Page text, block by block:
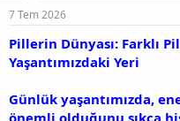
b
a
ş
a
a
ç
a
i
7 Tem 2026
Pillerin Dünyası: Farklı
Yaşantımızdaki Yeri
Günlük yaşantımızda,
önemli olduğunu sıkça